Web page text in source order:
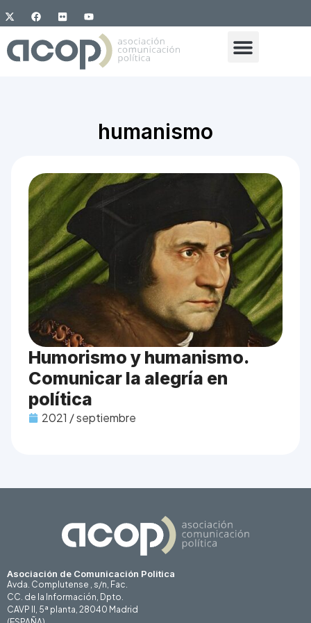
humanismo
Humorismo y humanismo.
Comunicar la alegría en
política
2021 / septiembre
Asociación de Comunicación Politica
Avda. Complutense , s/n, Fac.
CC. de la Información, Dpto.
CAVP II, 5ª planta, 28040 Madrid